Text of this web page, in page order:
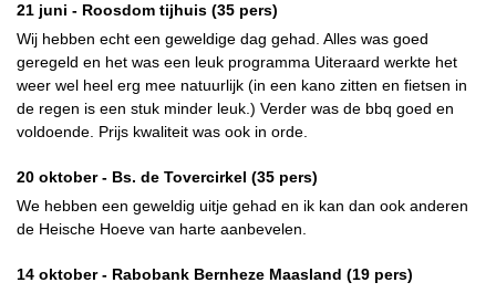
21 juni - Roosdom tijhuis (35 pers)
Wij hebben echt een geweldige dag gehad. Alles was goed
geregeld en het was een leuk programma Uiteraard werkte het
weer wel heel erg mee natuurlijk (in een kano zitten en fietsen in
de regen is een stuk minder leuk.) Verder was de bbq goed en
voldoende. Prijs kwaliteit was ook in orde.
20 oktober - Bs. de Tovercirkel (35 pers)
We hebben een geweldig uitje gehad en ik kan dan ook anderen
de Heische Hoeve van harte aanbevelen.
14 oktober - Rabobank Bernheze Maasland (19 pers)